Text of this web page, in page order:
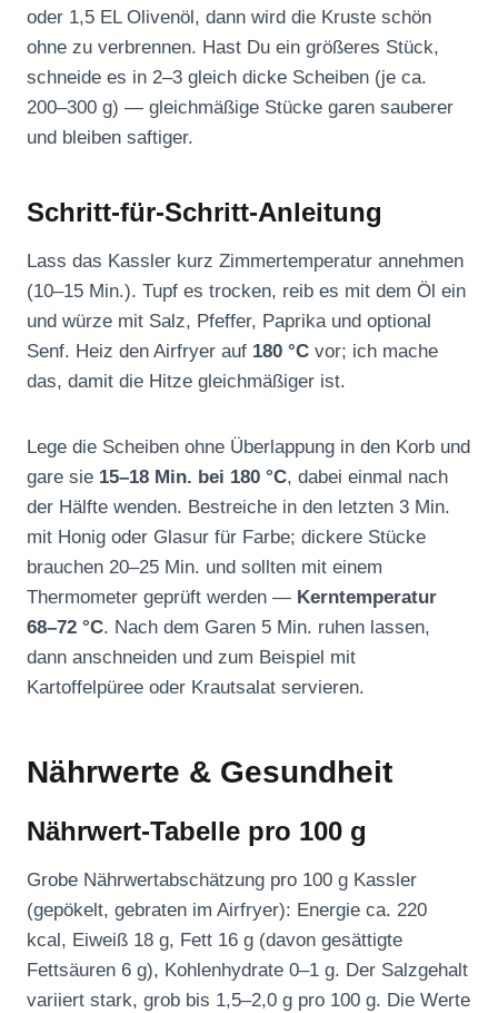
oder 1,5 EL Olivenöl, dann wird die Kruste schön
ohne zu verbrennen. Hast Du ein größeres Stück,
schneide es in 2–3 gleich dicke Scheiben (je ca.
200–300 g) — gleichmäßige Stücke garen sauberer
und bleiben saftiger.
Schritt-für-Schritt-Anleitung
Lass das Kassler kurz Zimmertemperatur annehmen
(10–15 Min.). Tupf es trocken, reib es mit dem Öl ein
und würze mit Salz, Pfeffer, Paprika und optional
Senf. Heiz den Airfryer auf 180 °C vor; ich mache
das, damit die Hitze gleichmäßiger ist.
Lege die Scheiben ohne Überlappung in den Korb und
gare sie 15–18 Min. bei 180 °C, dabei einmal nach
der Hälfte wenden. Bestreiche in den letzten 3 Min.
mit Honig oder Glasur für Farbe; dickere Stücke
brauchen 20–25 Min. und sollten mit einem
Thermometer geprüft werden — Kerntemperatur
68–72 °C. Nach dem Garen 5 Min. ruhen lassen,
dann anschneiden und zum Beispiel mit
Kartoffelpüree oder Krautsalat servieren.
Nährwerte & Gesundheit
Nährwert-Tabelle pro 100 g
Grobe Nährwertabschätzung pro 100 g Kassler
(gepökelt, gebraten im Airfryer): Energie ca. 220
kcal, Eiweiß 18 g, Fett 16 g (davon gesättigte
Fettsäuren 6 g), Kohlenhydrate 0–1 g. Der Salzgehalt
variiert stark, grob bis 1,5–2,0 g pro 100 g. Die Werte